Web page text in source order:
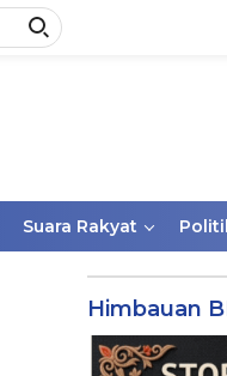
Suara Rakyat
Himbauan